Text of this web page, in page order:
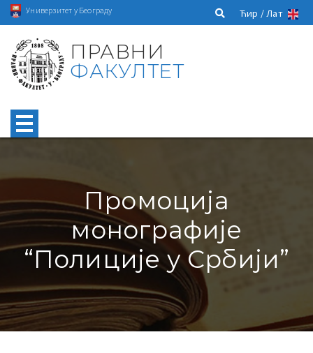
Универзитет у Београду Ћир /Лат
ПРАВНИ
ФАКУЛТЕТ
Промоција
монографије
“Полиције у Србији”